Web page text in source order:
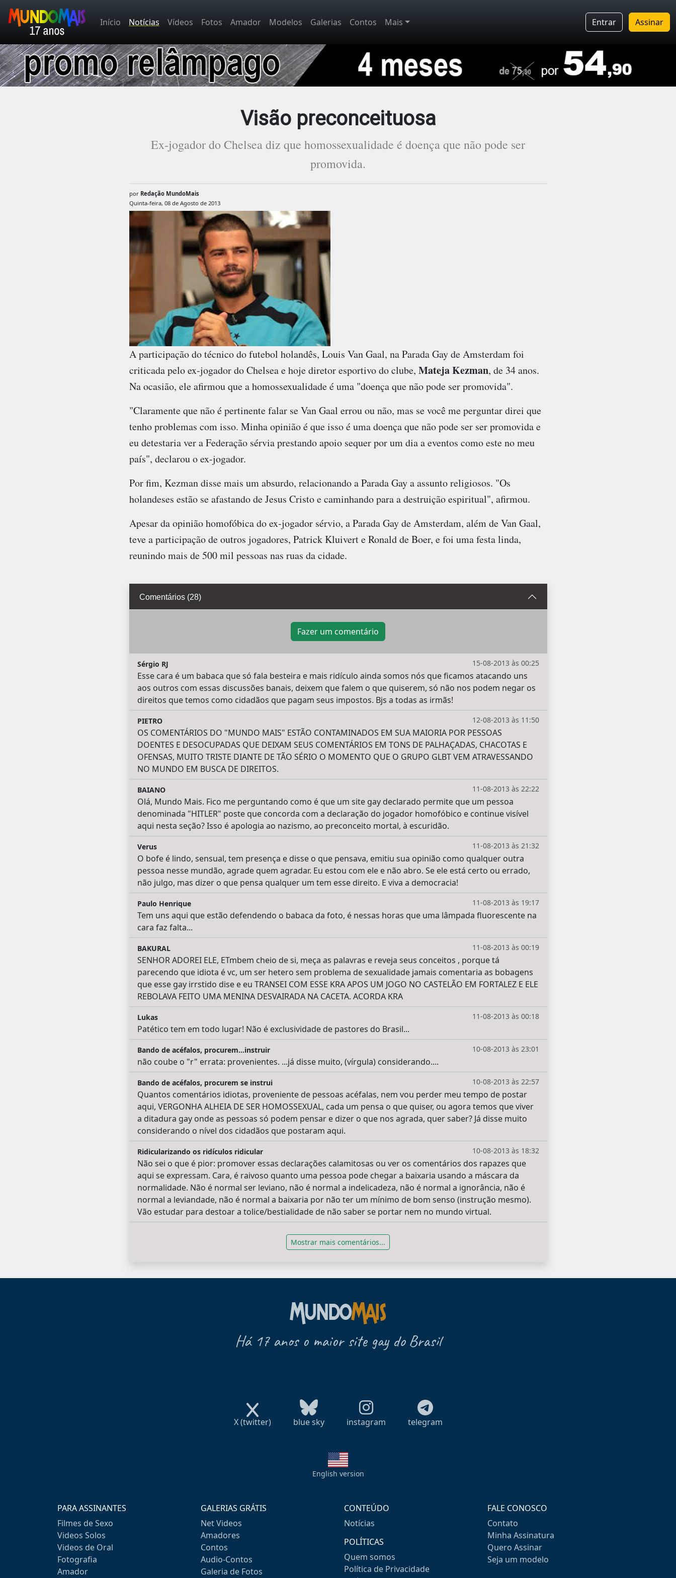
Início Notícias Vídeos Fotos Amador Modelos Galerias Contos Mais Entrar Assinar
Visão preconceituosa
Ex-jogador do Chelsea diz que homossexualidade é doença que não pode ser
promovida.
por Redação MundoMais
Quinta-feira, 08 de Agosto de 2013
A participação do técnico do futebol holandês, Louis Van Gaal, na Parada Gay de Amsterdam foi
criticada pelo ex-jogador do Chelsea e hoje diretor esportivo do clube, Mateja Kezman, de 34 anos.
Na ocasião, ele afirmou que a homossexualidade é uma "doença que não pode ser promovida".
"Claramente que não é pertinente falar se Van Gaal errou ou não, mas se você me perguntar direi que
tenho problemas com isso. Minha opinião é que isso é uma doença que não pode ser ser promovida e
eu detestaria ver a Federação sérvia prestando apoio sequer por um dia a eventos como este no meu
país", declarou o ex-jogador.
Por fim, Kezman disse mais um absurdo, relacionando a Parada Gay a assunto religiosos. "Os
holandeses estão se afastando de Jesus Cristo e caminhando para a destruição espiritual", afirmou.
Apesar da opinião homofóbica do ex-jogador sérvio, a Parada Gay de Amsterdam, além de Van Gaal,
teve a participação de outros jogadores, Patrick Kluivert e Ronald de Boer, e foi uma festa linda,
reunindo mais de 500 mil pessoas nas ruas da cidade.
Comentários (28)
Fazer um comentário
15-08-2013 às 00:25
Sérgio RJ
Esse cara é um babaca que só fala besteira e mais ridículo ainda somos nós que ficamos atacando uns
aos outros com essas discussões banais, deixem que falem o que quiserem, só não nos podem negar os
direitos que temos como cidadãos que pagam seus impostos. Bjs a todas as irmãs!
12-08-2013 às 11:50
PIETRO
OS COMENTÁRIOS DO "MUNDO MAIS" ESTÃO CONTAMINADOS EM SUA MAIORIA POR PESSOAS
DOENTES E DESOCUPADAS QUE DEIXAM SEUS COMENTÁRIOS EM TONS DE PALHAÇADAS, CHACOTAS E
OFENSAS, MUITO TRISTE DIANTE DE TÃO SÉRIO O MOMENTO QUE O GRUPO GLBT VEM ATRAVESSANDO
NO MUNDO EM BUSCA DE DIREITOS.
11-08-2013 às 22:22
BAIANO
Olá, Mundo Mais. Fico me perguntando como é que um site gay declarado permite que um pessoa
denominada "HITLER" poste que concorda com a declaração do jogador homofóbico e continue visível
aqui nesta seção? Isso é apologia ao nazismo, ao preconceito mortal, à escuridão.
11-08-2013 às 21:32
Verus
O bofe é lindo, sensual, tem presença e disse o que pensava, emitiu sua opinião como qualquer outra
pessoa nesse mundão, agrade quem agradar. Eu estou com ele e não abro. Se ele está certo ou errado,
não julgo, mas dizer o que pensa qualquer um tem esse direito. E viva a democracia!
11-08-2013 às 19:17
Paulo Henrique
Tem uns aqui que estão defendendo o babaca da foto, é nessas horas que uma lâmpada fluorescente na
cara faz falta...
11-08-2013 às 00:19
BAKURAL
SENHOR ADOREI ELE, ETmbem cheio de si, meça as palavras e reveja seus conceitos , porque tá
parecendo que idiota é vc, um ser hetero sem problema de sexualidade jamais comentaria as bobagens
que esse gay irrstido dise e eu TRANSEI COM ESSE KRA APOS UM JOGO NO CASTELÃO EM FORTALEZ E ELE
REBOLAVA FEITO UMA MENINA DESVAIRADA NA CACETA. ACORDA KRA
11-08-2013 às 00:18
Lukas
Patético tem em todo lugar! Não é exclusividade de pastores do Brasil...
10-08-2013 às 23:01
Bando de acéfalos, procurem...instruir
não coube o "r" errata: provenientes. ...já disse muito, (vírgula) considerando....
10-08-2013 às 22:57
Bando de acéfalos, procurem se instrui
Quantos comentários idiotas, proveniente de pessoas acéfalas, nem vou perder meu tempo de postar
aqui, VERGONHA ALHEIA DE SER HOMOSSEXUAL, cada um pensa o que quiser, ou agora temos que viver
a ditadura gay onde as pessoas só podem pensar e dizer o que nos agrada, quer saber? Já disse muito
considerando o nível dos cidadãos que postaram aqui.
10-08-2013 às 18:32
Ridicularizando os ridículos ridicular
Não sei o que é pior: promover essas declarações calamitosas ou ver os comentários dos rapazes que
aqui se expressam. Cara, é raivoso quanto uma pessoa pode chegar a baixaria usando a máscara da
normalidade. Não é normal ser leviano, não é normal a indelicadeza, não é normal a ignorância, não é
normal a leviandade, não é normal a baixaria por não ter um mínimo de bom senso (instrução mesmo).
Vão estudar para destoar a tolice/bestialidade de não saber se portar nem no mundo virtual.
Mostrar mais comentários...
Há 17 anos o maior site gay do Brasil
X (twitter) blue sky instagram telegram
English version
PARA ASSINANTES
Filmes de Sexo
Videos Solos
Videos de Oral
Fotografia
Amador
GALERIAS GRÁTIS
Net Videos
Amadores
Contos
Audio-Contos
Galeria de Fotos
CONTEÚDO
Notícias
POLÍTICAS
Quem somos
Política de Privacidade
FALE CONOSCO
Contato
Minha Assinatura
Quero Assinar
Seja um modelo